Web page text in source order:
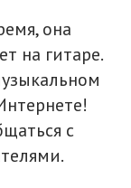
она
на гитаре.
с